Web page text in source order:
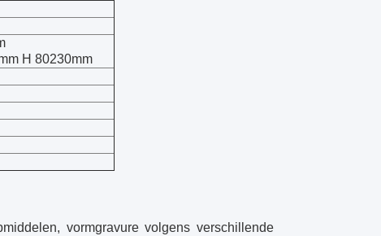
H 80230mm
vormgravure volgens verschillende